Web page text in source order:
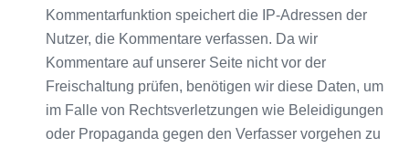
Kommentarfunktion speichert die IP-Adressen der
Nutzer, die Kommentare verfassen. Da wir
Kommentare auf unserer Seite nicht vor der
Freischaltung prüfen, benötigen wir diese Daten, um
im Falle von Rechtsverletzungen wie Beleidigungen
oder Propaganda gegen den Verfasser vorgehen zu